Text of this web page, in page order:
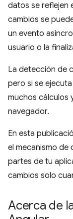
datos se reflejen
cambios se
un evento
usuario o la
La detección de
pero si se
muchos cálculos
navegador.
En esta
el mecanismo de
partes de tu
cambios solo
Acerca de